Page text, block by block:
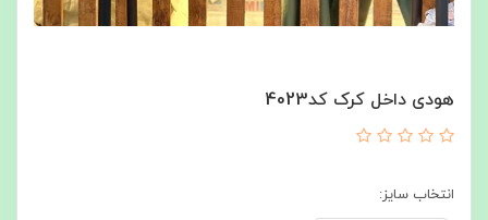
هودی داخل کرک کد4023
انتخاب سایز: